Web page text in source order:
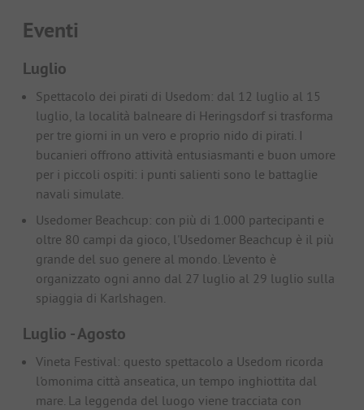
Eventi
Luglio
Spettacolo dei pirati di Usedom: dal 12 luglio al 15
luglio, la località balneare di Heringsdorf si trasforma
per tre giorni in un vero e proprio nido di pirati. I
bucanieri offrono attività entusiasmanti e buon umore
per i piccoli ospiti: i punti salienti sono le battaglie
navali simulate.
Usedomer Beachcup: con più di 1.000 partecipanti e
oltre 80 campi da gioco, l'Usedomer Beachcup è il più
grande del suo genere al mondo. L'evento è
organizzato ogni anno dal 27 luglio al 29 luglio sulla
spiaggia di Karlshagen.
Luglio - Agosto
Vineta Festival: questo spettacolo a Usedom ricorda
l'omonima città anseatica, un tempo inghiottita dal
mare. La leggenda del luogo viene tracciata con